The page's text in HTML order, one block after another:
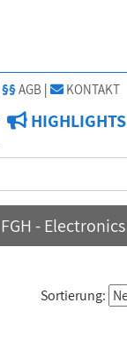
§§AGB | KONTAKT
HIGHLIGHTS
FGH - Electronics
Sortierung: